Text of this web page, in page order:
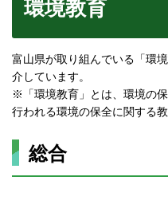
環境教育
富山県が取り組んでいる「環
介しています。
※「環境教育」とは、環境の
行われる環境の保全に関する
総合